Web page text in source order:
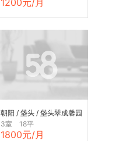
1200元/月
朝阳 / 垡头 / 垡头翠成馨园
(D区)
3室 18平
1800元/月